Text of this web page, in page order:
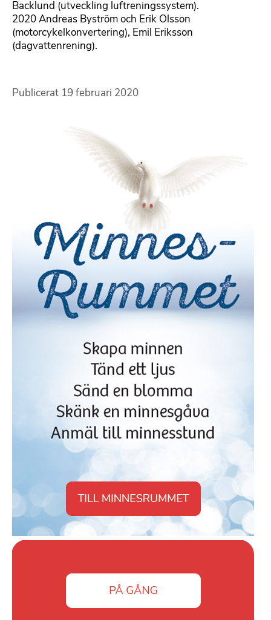
Backlund (utveckling luftreningssystem).
2020 Andreas Byström och Erik Olsson
(motorcykelkonvertering), Emil Eriksson
(dagvattenrening).
Publicerat 19 februari 2020